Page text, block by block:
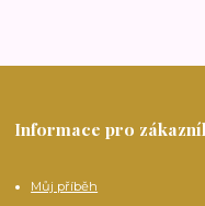
Informace pro
Můj příběh